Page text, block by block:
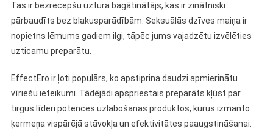
Tas ir bezrecepšu uztura bagātinātājs, kas ir zinātniski
pārbaudīts bez blakusparādībām. Seksuālās dzīves maiņa ir
nopietns lēmums gadiem ilgi, tāpēc jums vajadzētu izvēlēties
uzticamu preparātu.
EffectEro ir ļoti populārs, ko apstiprina daudzi apmierinātu
vīriešu ieteikumi. Tādējādi apspriestais preparāts kļūst par
tirgus līderi potences uzlabošanas produktos, kurus izmanto
ķermeņa vispārējā stāvokļa un efektivitātes paaugstināšanai.